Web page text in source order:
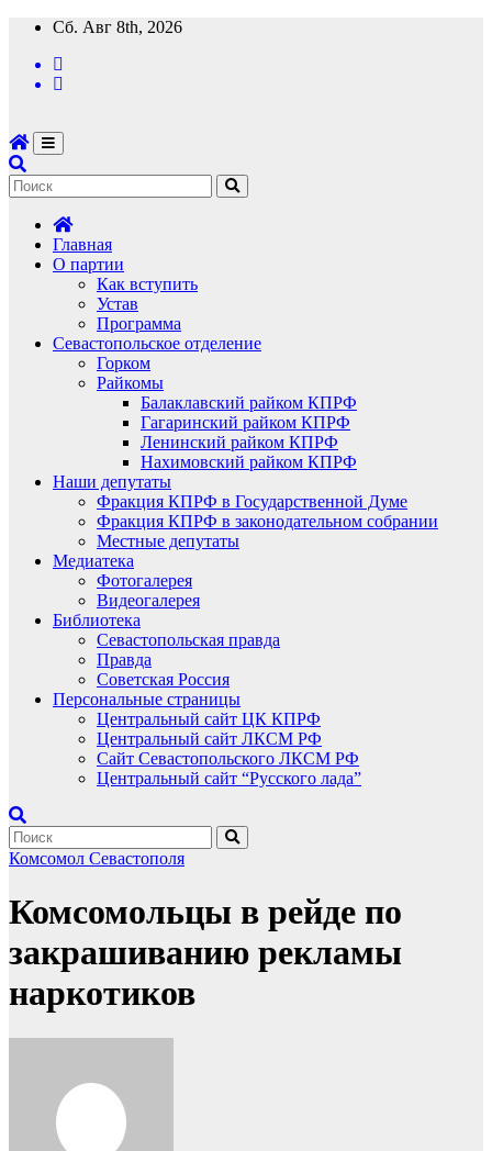
Перейти
содержимому
Сб. Авг 8th, 2026
Главная
О партии
Как вступить
Устав
Программа
Севастопольское отделение
Горком
Райкомы
Балаклавский райком КПРФ
Гагаринский райком КПРФ
Ленинский райком КПРФ
Нахимовский райком КПРФ
Наши депутаты
Фракция КПРФ в Государственной Думе
Фракция КПРФ в законодательном собрании
Местные депутаты
Медиатека
Фотогалерея
Видеогалерея
Библиотека
Севастопольская правда
Правда
Советская Россия
Персональные страницы
Центральный сайт ЦК КПРФ
Центральный сайт ЛКСМ РФ
Сайт Севастопольского ЛКСМ РФ
Центральный сайт “Русского лада”
Комсомол Севастополя
Комсомольцы в рейде по
закрашиванию рекламы
наркотиков